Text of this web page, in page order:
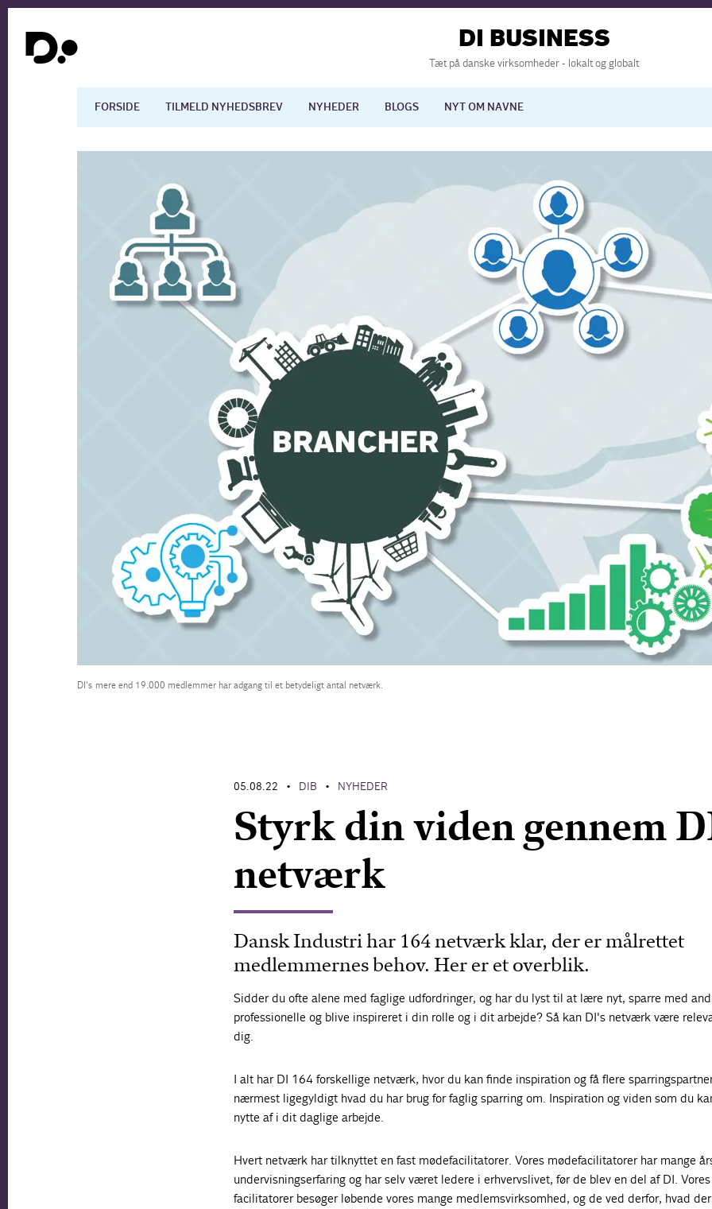
DI BUSINESS
Tæt på danske virksomheder - lokalt og globalt
FORSIDE TILMELD NYHEDSBREV NYHEDER BLOGS NYT OM NAVNE
Dansk økonomi International økonomi
Arbejdsmarkedet Uddannelse Europapolitik
DI's mere end 19.000 medlemmer har adgang til et betydeligt antal netværk.
05.08.22 • DIB • NYHEDER
Styrk din viden gennem
netværk
Dansk Industri har 164 netværk klar, der er målrettet
medlemmernes behov. Her er et overblik.
Sidder du ofte alene med faglige udfordringer, og har du lyst til at lære nyt, sparre med
professionelle og blive inspireret i din rolle og i dit arbejde? Så kan DI's netværk være
dig.
I alt har DI 164 forskellige netværk, hvor du kan finde inspiration og få flere
nærmest ligegyldigt hvad du har brug for faglig sparring om. Inspiration og viden som du
nytte af i dit daglige arbejde.
Hvert netværk har tilknyttet en fast mødefacilitatorer. Vores mødefacilitatorer har mange
undervisningserfaring og har selv været ledere i erhvervslivet, før de blev en del af DI. Vores
facilitatorer besøger løbende vores mange medlemsvirksomhed, og de ved derfor, hvad